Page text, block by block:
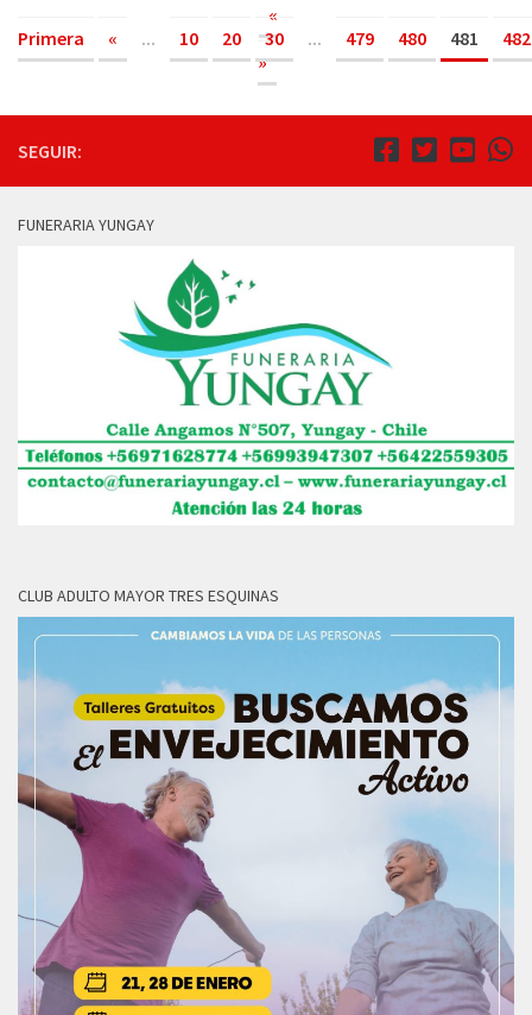
«
Primera
« ... 10 20 30 ... 479 480 481
482
»
SEGUIR:
FUNERARIA YUNGAY
CLUB ADULTO MAYOR TRES ESQUINAS